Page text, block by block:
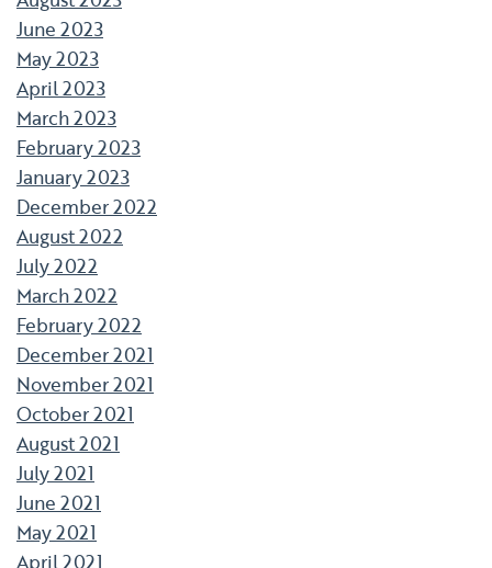
June 2023
May 2023
April 2023
March 2023
February 2023
January 2023
December 2022
August 2022
July 2022
March 2022
February 2022
December 2021
November 2021
October 2021
August 2021
July 2021
June 2021
May 2021
April 2021